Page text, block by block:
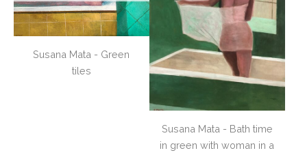
Susana Mata - Green
tiles
Susana Mata - Bath time
in green with woman in a